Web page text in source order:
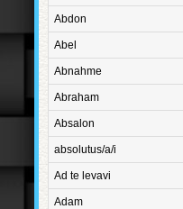
Abdon
Abel
Abnahme
Abraham
Absalon
absolutus/a/i
Ad te levavi
Adam